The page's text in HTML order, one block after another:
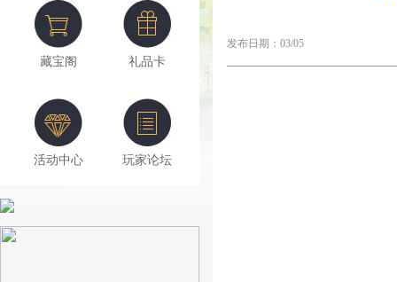
藏宝阁 礼品卡
活动中心 玩家论坛
发布日期：03/05